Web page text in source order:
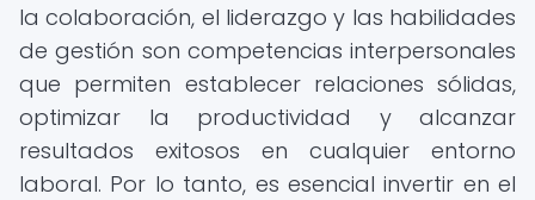
la colaboración, el liderazgo y las habilidades
de gestión son competencias interpersonales
que permiten establecer relaciones sólidas,
optimizar la productividad y alcanzar
resultados exitosos en cualquier entorno
laboral. Por lo tanto, es esencial invertir en el